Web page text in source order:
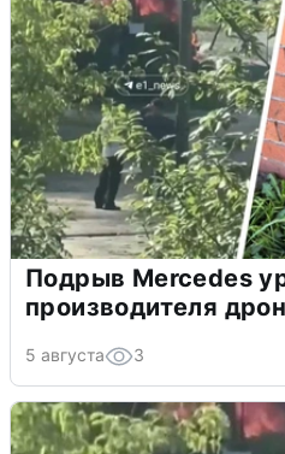
Подрыв Mercedes
производителя
5 августа 3